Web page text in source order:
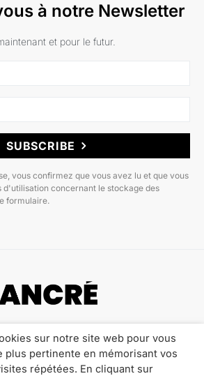
à notre Newsletter
et pour le futur.
SUBSCRIBE
vous confirmez que vous avez lu et que vous
d'utilisation concernant le stockage des
formulaire.
? Publicité
Contact
sur notre site web pour vous
plus pertinente en mémorisant vos
répétées. En cliquant sur